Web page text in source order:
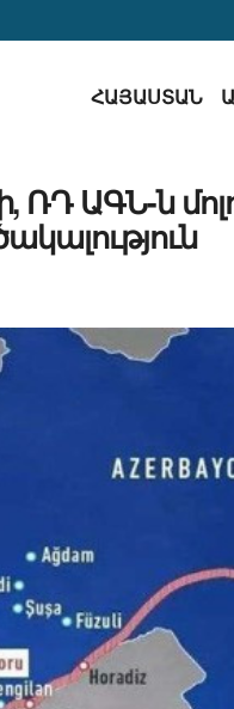
ՀԱՅԱՍՏԱՆ
ՌԴ ԱԳՆ-ն